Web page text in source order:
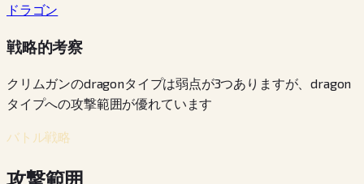
ドラゴン
戦略的考察
クリムガンのdragonタイプは弱点が3つありますが、dragon
タイプへの攻撃範囲が優れています
バトル戦略
攻撃範囲